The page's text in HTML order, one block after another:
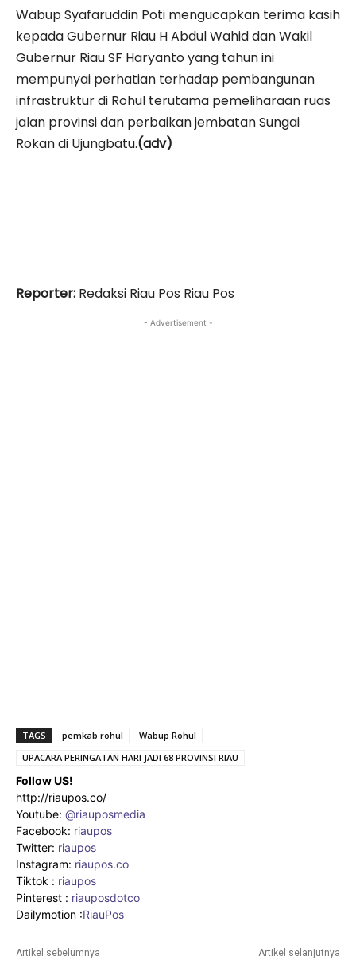
Wabup Syafaruddin Poti mengucapkan terima kasih
kepada Gubernur Riau H Abdul Wahid dan Wakil
Gubernur Riau SF Haryanto yang tahun ini
mempunyai perhatian terhadap pembangunan
infrastruktur di Rohul terutama pemeliharaan ruas
jalan provinsi dan perbaikan jembatan Sungai
Rokan di Ujungbatu.(adv)
Reporter: Redaksi Riau Pos Riau Pos
- Advertisement -
TAGS pemkab rohul
Wabup Rohul
UPACARA PERINGATAN HARI JADI 68 PROVINSI RIAU
Follow US!
http://riaupos.co/
Youtube: @riauposmedia
Facebook: riaupos
Twitter: riaupos
Instagram: riaupos.co
Tiktok : riaupos
Pinterest : riauposdotco
Dailymotion :RiauPos
Artikel sebelumnya Artikel selanjutnya